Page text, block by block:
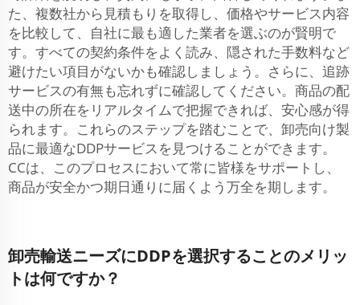
た、複数社から見積もりを取得し、価格やサービス内容
を比較して、自社に最も適した業者を選ぶのが賢明で
す。すべての契約条件をよく読み、隠された手数料など
避けたい項目がないかも確認しましょう。さらに、追跡
サービスの有無も忘れずに確認してください。商品の配
送中の所在をリアルタイムで把握できれば、安心感が得
られます。これらのステップを踏むことで、卸売向け製
品に最適なDDPサービスを見つけることができます。
CCは、このプロセスにおいて常に皆様をサポートし、
商品が安全かつ期日通りに届くよう万全を期します。
卸売輸送ニーズにDDPを選択することのメリッ
トは何ですか？